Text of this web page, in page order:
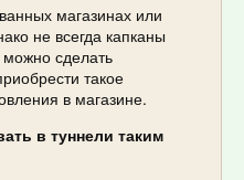
магазинах или
не всегда капканы
можно сделать
такое
в магазине.
в туннели таким